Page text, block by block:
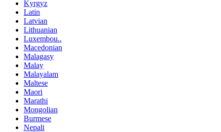
Kyrgyz
Latin
Latvian
Lithuanian
Luxembou..
Macedonian
Malagasy
Malay
Malayalam
Maltese
Maori
Marathi
Mongolian
Burmese
Nepali